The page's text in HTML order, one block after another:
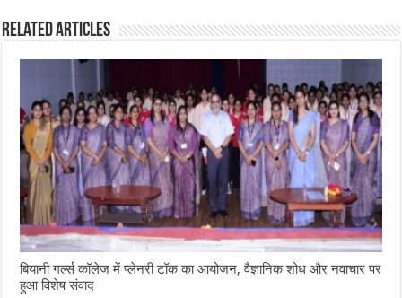
Related Articles
बियानी गर्ल्स कॉलेज में प्लेनरी टॉक का आयोजन, वैज्ञानिक शोध और नवाचार पर
हुआ विशेष संवाद